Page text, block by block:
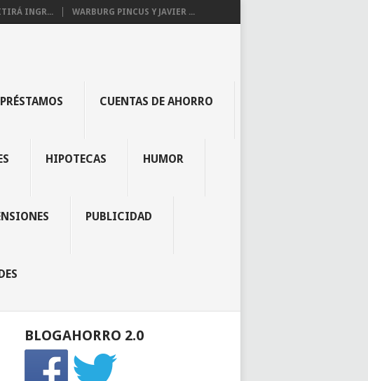
INGR... WARBURG PINCUS Y JAVIER ...
CUENTAS DE AHORRO
HIPOTECAS HUMOR
PUBLICIDAD
BLOGAHORRO 2.0